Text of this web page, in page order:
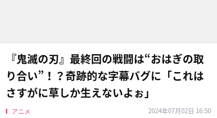
『鬼滅の刃』最終回の戦闘は“おはぎの取
り合い”！？奇跡的な字幕バグに「これは
さすがに草しか生えないよぉ」
アニメ 2024年07月02日 16:50